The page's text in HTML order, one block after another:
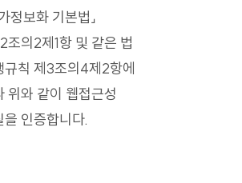
정보화 기본법」
조의2제1항 및 같은 법
규칙 제3조의4제2항에
위와 같이 웹접근성
을 인증합니다.